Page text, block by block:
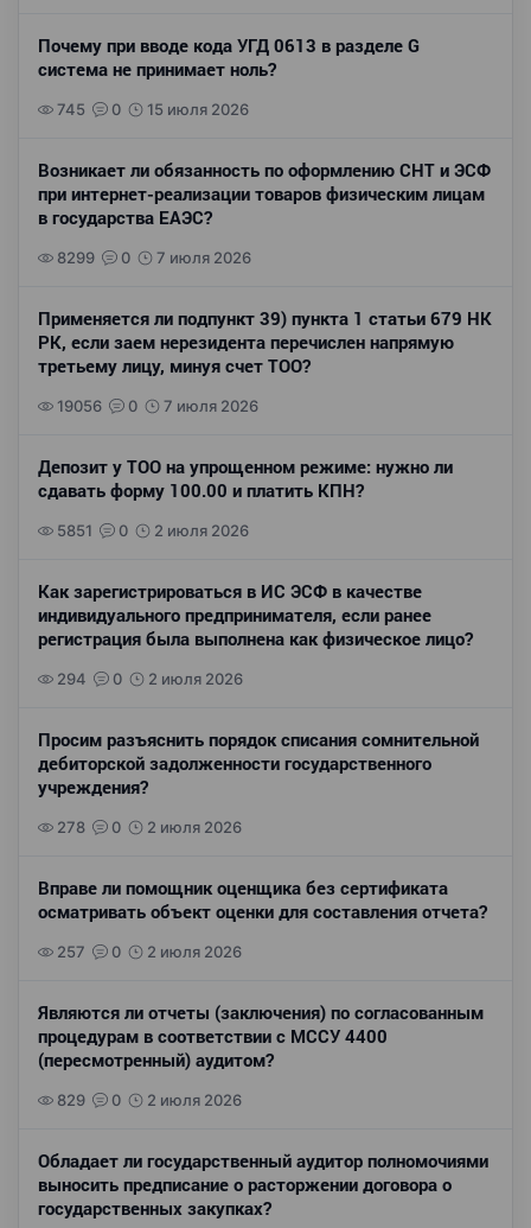
Почему при вводе кода УГД 0613 в разделе G
система не принимает ноль?
745 0 15 июля 2026
Возникает ли обязанность по оформлению СНТ и ЭСФ
при интернет-реализации товаров физическим лицам
в государства ЕАЭС?
8299 0 7 июля 2026
Применяется ли подпункт 39) пункта 1 статьи 679 НК
РК, если заем нерезидента перечислен напрямую
третьему лицу, минуя счет ТОО?
19056 0 7 июля 2026
Депозит у ТОО на упрощенном режиме: нужно ли
сдавать форму 100.00 и платить КПН?
5851 0 2 июля 2026
Как зарегистрироваться в ИС ЭСФ в качестве
индивидуального предпринимателя, если ранее
регистрация была выполнена как физическое лицо?
294 0 2 июля 2026
Просим разъяснить порядок списания сомнительной
дебиторской задолженности государственного
учреждения?
278 0 2 июля 2026
Вправе ли помощник оценщика без сертификата
осматривать объект оценки для составления отчета?
257 0 2 июля 2026
Являются ли отчеты (заключения) по согласованным
процедурам в соответствии с МССУ 4400
(пересмотренный) аудитом?
829 0 2 июля 2026
Обладает ли государственный аудитор полномочиями
выносить предписание о расторжении договора о
государственных закупках?